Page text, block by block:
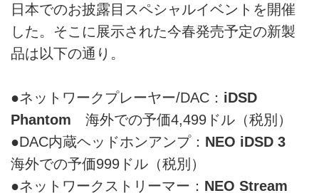
日本でのお披露目スペシャルイベントを開催
した。そこに展示された今春発売予定の新製
品は以下の通り。
●ネットワークプレーヤー/DAC： iDSD
Phantom 海外での予価4,499ドル（税別）
●DAC内蔵ヘッドホンアンプ： NEO iDSD 3
海外での予価999ドル（税別）
●ネットワークストリーマー： NEO Stream